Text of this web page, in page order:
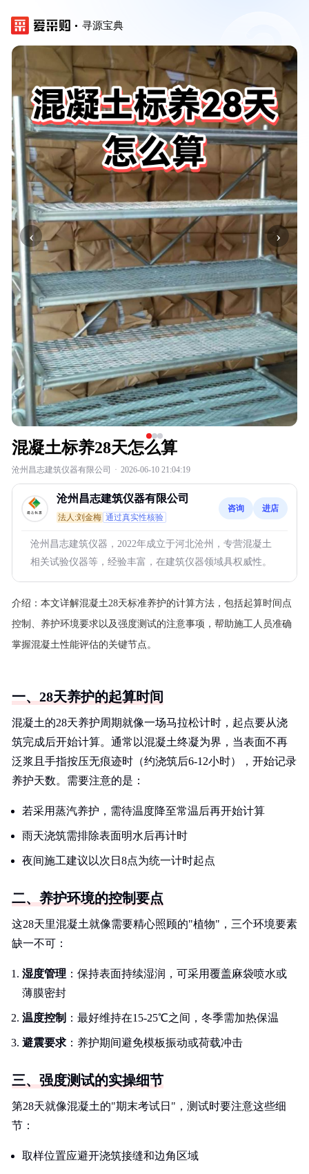
寻源宝典
‹ ›
混凝土标养28天怎么算
沧州昌志建筑仪器有限公司 · 2026-06-10 21:04:19
沧州昌志建筑仪器有限公司
法人:刘金梅 通过真实性核验
咨询 进店
沧州昌志建筑仪器，2022年成立于河北沧州，专营混凝土
相关试验仪器等，经验丰富，在建筑仪器领域具权威性。
介绍： 本文详解混凝土28天标准养护的计算方法，包括起算时间点
控制、养护环境要求以及强度测试的注意事项，帮助施工人员准确
掌握混凝土性能评估的关键节点。
一、28天养护的起算时间
混凝土的28天养护周期就像一场马拉松计时，起点要从浇
筑完成后开始计算。通常以混凝土终凝为界，当表面不再
泛浆且手指按压无痕迹时（约浇筑后6-12小时），开始记录
养护天数。需要注意的是：
若采用蒸汽养护，需待温度降至常温后再开始计算
雨天浇筑需排除表面明水后再计时
夜间施工建议以次日8点为统一计时起点
二、养护环境的控制要点
这28天里混凝土就像需要精心照顾的"植物"，三个环境要素
缺一不可：
湿度管理 ：保持表面持续湿润，可采用覆盖麻袋喷水或
薄膜密封
温度控制 ：最好维持在15-25℃之间，冬季需加热保温
避震要求 ：养护期间避免模板振动或荷载冲击
三、强度测试的实操细节
第28天就像混凝土的"期末考试日"，测试时要注意这些细
节：
取样位置应避开浇筑接缝和边角区域